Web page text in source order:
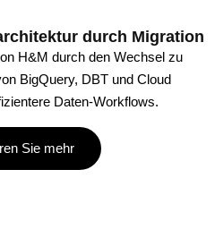
durch Migration
H&M durch den Wechsel zu
BigQuery, DBT und Cloud
Daten-Workflows.
Sie mehr